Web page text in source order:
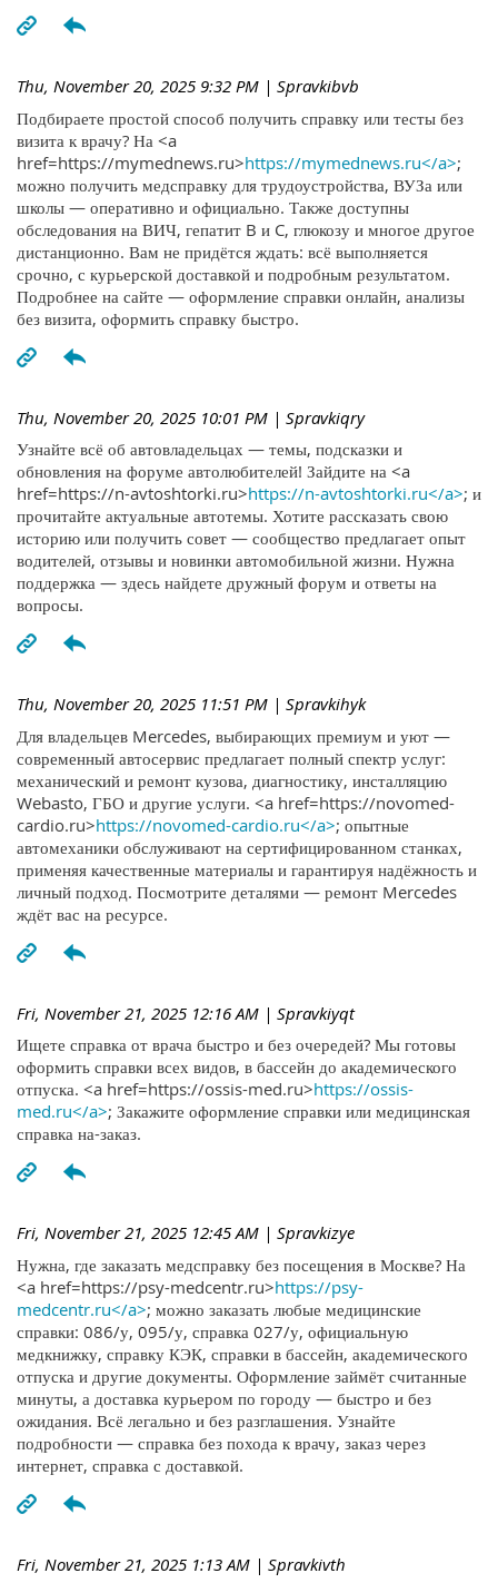
Thu, November 20, 2025 9:32 PM | Spravkibvb
Подбираете простой способ получить справку или тесты без
визита к врачу? На <a
href=https://mymednews.ru>https://mymednews.ru</a>;
можно получить медсправку для трудоустройства, ВУЗа или
школы — оперативно и официально. Также доступны
обследования на ВИЧ, гепатит B и C, глюкозу и многое другое
дистанционно. Вам не придётся ждать: всё выполняется
срочно, с курьерской доставкой и подробным результатом.
Подробнее на сайте — оформление справки онлайн, анализы
без визита, оформить справку быстро.
Thu, November 20, 2025 10:01 PM | Spravkiqry
Узнайте всё об автовладельцах — темы, подсказки и
обновления на форуме автолюбителей! Зайдите на <a
href=https://n-avtoshtorki.ru>https://n-avtoshtorki.ru</a>; и
прочитайте актуальные автотемы. Хотите рассказать свою
историю или получить совет — сообщество предлагает опыт
водителей, отзывы и новинки автомобильной жизни. Нужна
поддержка — здесь найдете дружный форум и ответы на
вопросы.
Thu, November 20, 2025 11:51 PM | Spravkihyk
Для владельцев Mercedes, выбирающих премиум и уют —
современный автосервис предлагает полный спектр услуг:
механический и ремонт кузова, диагностику, инсталляцию
Webasto, ГБО и другие услуги. <a href=https://novomed-
cardio.ru>https://novomed-cardio.ru</a>; опытные
автомеханики обслуживают на сертифицированном станках,
применяя качественные материалы и гарантируя надёжность и
личный подход. Посмотрите деталями — ремонт Mercedes
ждёт вас на ресурсе.
Fri, November 21, 2025 12:16 AM | Spravkiyqt
Ищете справка от врача быстро и без очередей? Мы готовы
оформить справки всех видов, в бассейн до академического
отпуска. <a href=https://ossis-med.ru>https://ossis-
med.ru</a>; Закажите оформление справки или медицинская
справка на-заказ.
Fri, November 21, 2025 12:45 AM | Spravkizye
Нужна, где заказать медсправку без посещения в Москве? На
<a href=https://psy-medcentr.ru>https://psy-
medcentr.ru</a>; можно заказать любые медицинские
справки: 086/у, 095/у, справка 027/у, официальную
медкнижку, справку КЭК, справки в бассейн, академического
отпуска и другие документы. Оформление займёт считанные
минуты, а доставка курьером по городу — быстро и без
ожидания. Всё легально и без разглашения. Узнайте
подробности — справка без похода к врачу, заказ через
интернет, справка с доставкой.
Fri, November 21, 2025 1:13 AM | Spravkivth